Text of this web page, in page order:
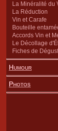
La Minéralité du
La Réduction
Vin et Carafe
Bouteille
Accords Vin et
Le Décollage
Fiches de
Humour
Photos